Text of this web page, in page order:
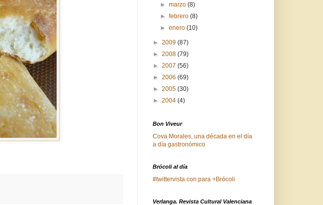
►marzo(8)
►febrero(8)
►enero(10)
► 2009 (87)
► 2008 (79)
► 2007 (56)
► 2006 (69)
► 2005 (30)
► 2004 (4)
Bon Viveur
Cova Morales, una década en el día
a día gastronómico
Brócoli al día
#twittervista con para +Brócoli
Verlanga. Revista Cultural Valenciana